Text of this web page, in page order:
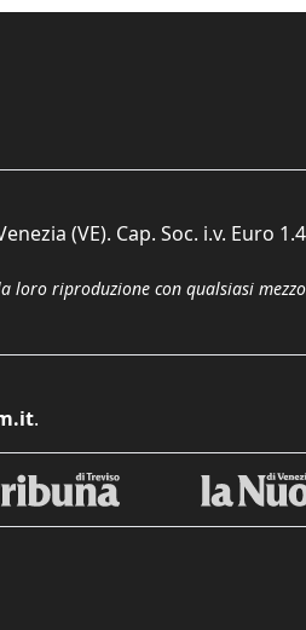
(VE). Cap. Soc. i.v. Euro
riproduzione con qualsiasi
.